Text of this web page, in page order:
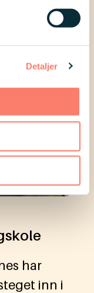
Detaljer
har
inn i